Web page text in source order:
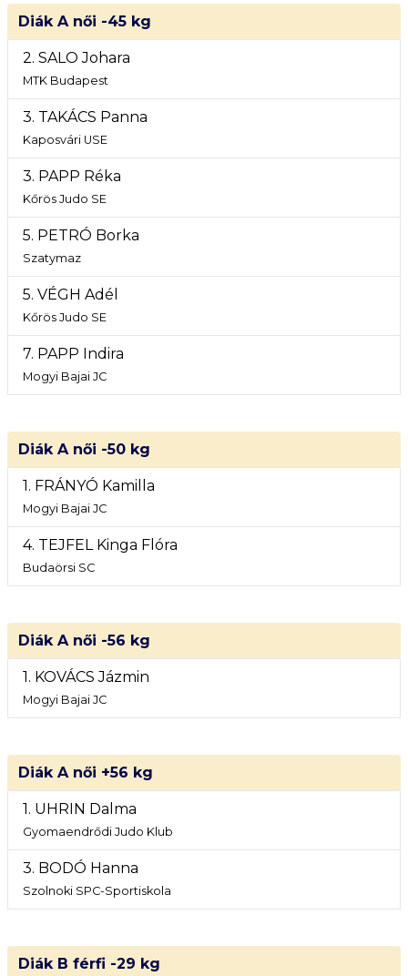
Diák A női -45 kg
2. SALO Johara
MTK Budapest
3. TAKÁCS Panna
Kaposvári USE
3. PAPP Réka
Kőrös Judo SE
5. PETRÓ Borka
Szatymaz
5. VÉGH Adél
Kőrös Judo SE
7. PAPP Indira
Mogyi Bajai JC
Diák A női -50 kg
1. FRÁNYÓ Kamilla
Mogyi Bajai JC
4. TEJFEL Kinga Flóra
Budaörsi SC
Diák A női -56 kg
1. KOVÁCS Jázmin
Mogyi Bajai JC
Diák A női +56 kg
1. UHRIN Dalma
Gyomaendrődi Judo Klub
3. BODÓ Hanna
Szolnoki SPC-Sportiskola
Diák B férfi -29 kg